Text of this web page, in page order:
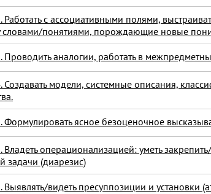
Работать с ассоциативными полями,
словами/понятиями, порождающие новые
Проводить аналогии, работать в
Создавать модели, системные описания,
Формулировать ясное безоценочное
Владеть операционализацией: уметь
задачи (диарезис)
Выявлять/видеть пресуппозиции и установки